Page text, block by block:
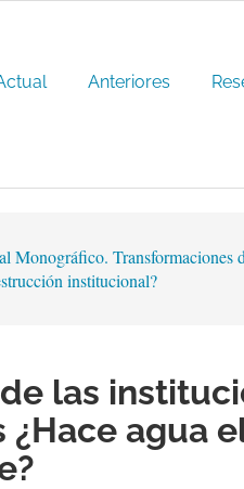
Anteriores
Monográfico. Transformaciones
institucional?
de las
¿Hace agua